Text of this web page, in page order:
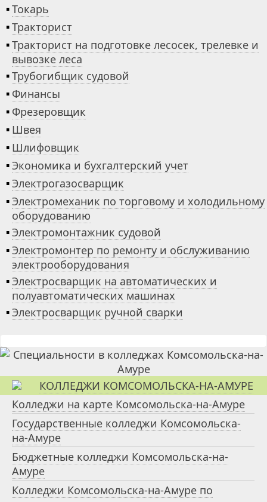
▪Токарь
▪Тракторист
▪Тракторист на подготовке лесосек, трелевке и
вывозке леса
▪Трубогибщик судовой
▪ Финансы
▪ Фрезеровщик
▪ Швея
▪ Шлифовщик
▪Экономика и бухгалтерский учет
▪Электрогазосварщик
▪Электромеханик по торговому и холодильному
оборудованию
▪Электромонтажник судовой
▪Электромонтер по ремонту и обслуживанию
электрооборудования
▪Электросварщик на автоматических и
полуавтоматических машинах
▪Электросварщик ручной сварки
КОЛЛЕДЖИ КОМСОМОЛЬСКА-НА-АМУРЕ
Колледжи на карте Комсомольска-на-Амуре
Государственные колледжи Комсомольска-
на-Амуре
Бюджетные колледжи Комсомольска-на-
Амуре
Колледжи Комсомольска-на-Амуре по